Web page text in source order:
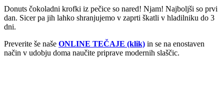
Donuts čokoladni krofki iz pečice so nared! Njam! Najboljši so prvi
dan. Sicer pa jih lahko shranjujemo v zaprti škatli v hladilniku do 3
dni.
Preverite še naše ONLINE TEČAJE (klik) in se na enostaven
način v udobju doma naučite priprave modernih slaščic.